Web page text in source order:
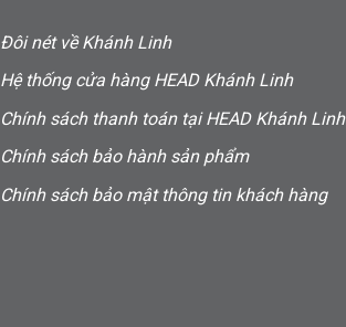
Đôi nét về Khánh Linh
Hệ thống cửa hàng HEAD Khánh Linh
Chính sách thanh toán tại HEAD Khánh Linh
Chính sách bảo hành sản phẩm
Chính sách bảo mật thông tin khách hàng